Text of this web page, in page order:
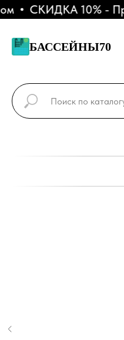
СКИДКА 10% -
БАССЕЙНЫ70